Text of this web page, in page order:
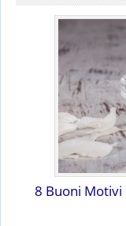
8 Buoni